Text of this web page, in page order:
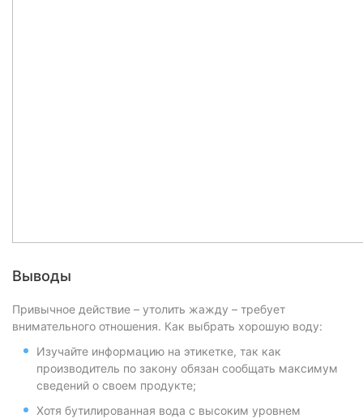
Выводы
Привычное действие – утолить жажду – требует
внимательного отношения. Как выбрать хорошую воду:
Изучайте информацию на этикетке, так как
производитель по закону обязан сообщать максимум
сведений о своем продукте;
Хотя бутилированная вода с высоким уровнем